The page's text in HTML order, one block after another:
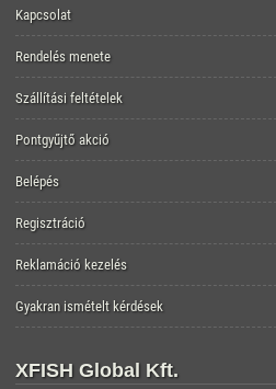
Kapcsolat
Rendelés menete
Szállítási feltételek
Pontgyűjtő akció
Belépés
Regisztráció
Reklamáció kezelés
Gyakran ismételt kérdések
XFISH Global Kft.